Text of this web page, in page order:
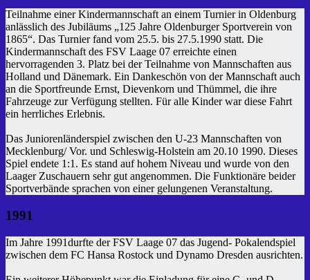
Teilnahme einer Kindermannschaft an einem Turnier in Oldenburg
anlässlich des Jubiläums „125 Jahre Oldenburger Sportverein von
1865“. Das Turnier fand vom 25.5. bis 27.5.1990 statt. Die
Kindermannschaft des FSV Laage 07 erreichte einen
hervorragenden 3. Platz bei der Teilnahme von Mannschaften aus
Holland und Dänemark. Ein Dankeschön von der Mannschaft auch
an die Sportfreunde Ernst, Dievenkorn und Thümmel, die ihre
Fahrzeuge zur Verfügung stellten. Für alle Kinder war diese Fahrt
ein herrliches Erlebnis.
Das Juniorenländerspiel zwischen den U-23 Mannschaften von
Mecklenburg/ Vor. und Schleswig-Holstein am 20.10 1990. Dieses
Spiel endete 1:1. Es stand auf hohem Niveau und wurde von den
Laager Zuschauern sehr gut angenommen. Die Funktionäre beider
Sportverbände sprachen von einer gelungenen Veranstaltung.
1991
Im Jahre 1991durfte der FSV Laage 07 das Jugend- Pokalendspiel
zwischen dem FC Hansa Rostock und Dynamo Dresden ausrichten.